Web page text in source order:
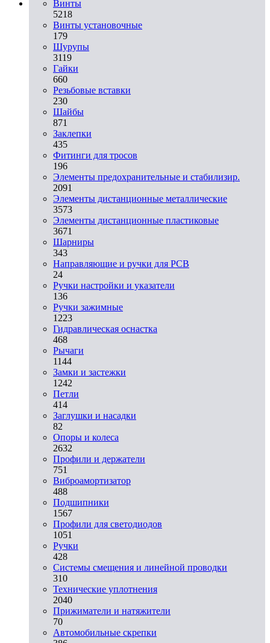
Винты
5218
Винты установочные
179
Шурупы
3119
Гайки
660
Резьбовые вставки
230
Шайбы
871
Заклепки
435
Фитинги для тросов
196
Элементы предохранительные и стабилизир.
2091
Элементы дистанционные металлические
3573
Элементы дистанционные пластиковые
3671
Шарниры
343
Направляющие и ручки для PCB
24
Ручки настройки и указатели
136
Ручки зажимные
1223
Гидравлическая оснастка
468
Рычаги
1144
Замки и застежки
1242
Петли
414
Заглушки и насадки
82
Опоры и колеса
2632
Профили и держатели
751
Виброамортизатор
488
Подшипники
1567
Профили для светодиодов
1051
Ручки
428
Системы смещения и линейной проводки
310
Технические уплотнения
2040
Прижиматели и натяжители
70
Автомобильные скрепки